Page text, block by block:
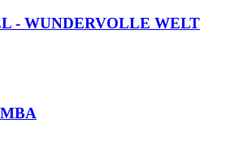
- WUNDERVOLLE WELT